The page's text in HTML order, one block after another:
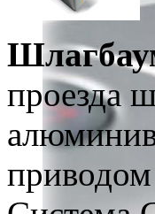
проезда